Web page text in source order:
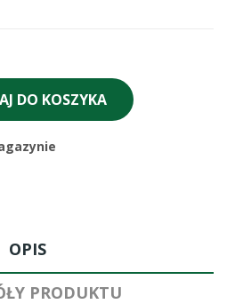
DO KOSZYKA
OPIS
PRODUKTU